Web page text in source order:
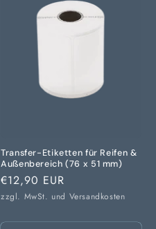
Transfer-Etiketten für Reifen &
Außenbereich (76 x 51 mm)
Normaler
Preis
€12,90 EUR
zzgl. MwSt. und Versandkosten